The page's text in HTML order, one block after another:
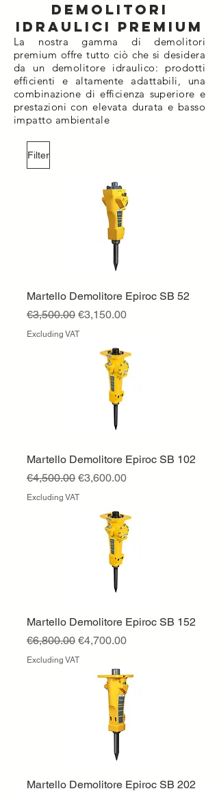
Demolitori
idraulici premium
La nostra gamma di demolitori
premium offre tutto ciò che si desidera
da un demolitore idraulico: prodotti
efficienti e altamente adattabili, una
combinazione di efficienza superiore e
prestazioni con elevata durata e basso
impatto ambientale
Filter
Martello Demolitore Epiroc SB 52
Regular Price
€3,500.00 Sale Price
€3,150.00
Excluding VAT
Martello Demolitore Epiroc SB 102
Regular Price
€4,500.00 Sale Price
€3,600.00
Excluding VAT
Martello Demolitore Epiroc SB 152
Regular Price
€6,800.00 Sale Price
€4,700.00
Excluding VAT
Martello Demolitore Epiroc SB 202